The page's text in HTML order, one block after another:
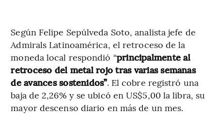
Según Felipe Sepúlveda Soto, analista jefe de
Admirals Latinoamérica, el retroceso de la
moneda local respondió “principalmente al
retroceso del metal rojo tras varias semanas
de avances sostenidos”. El cobre registró una
baja de 2,26% y se ubicó en US$5,00 la libra, su
mayor descenso diario en más de un mes.